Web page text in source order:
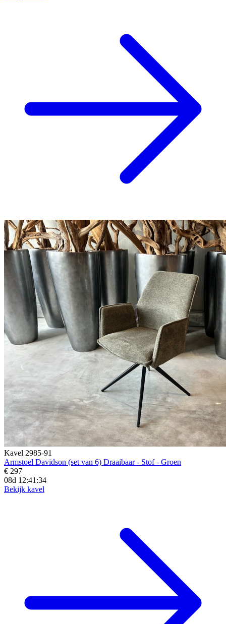
Kavel 2985-91
Armstoel Davidson (set van 6) Draaibaar - Stof - Groen
€ 297
08d 12:41:32
Bekijk kavel